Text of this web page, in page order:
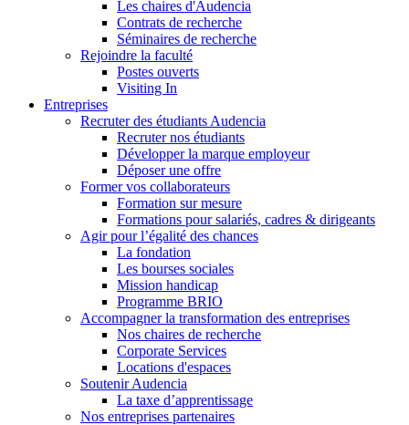
Les chaires d'Audencia
Contrats de recherche
Séminaires de recherche
Rejoindre la faculté
Postes ouverts
Visiting In
Entreprises
Recruter des étudiants Audencia
Recruter nos étudiants
Développer la marque employeur
Déposer une offre
Former vos collaborateurs
Formation sur mesure
Formations pour salariés, cadres & dirigeants
Agir pour l’égalité des chances
La fondation
Les bourses sociales
Mission handicap
Programme BRIO
Accompagner la transformation des entreprises
Nos chaires de recherche
Corporate Services
Locations d'espaces
Soutenir Audencia
La taxe d’apprentissage
Nos entreprises partenaires